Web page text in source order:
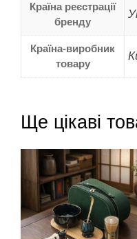
Країна реєстрації
бренду
Країна-виробник
товару
Ще цікаві